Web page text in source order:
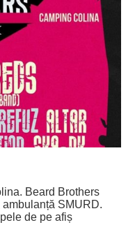
Beard Brothers
SMURD.
de pe afiș